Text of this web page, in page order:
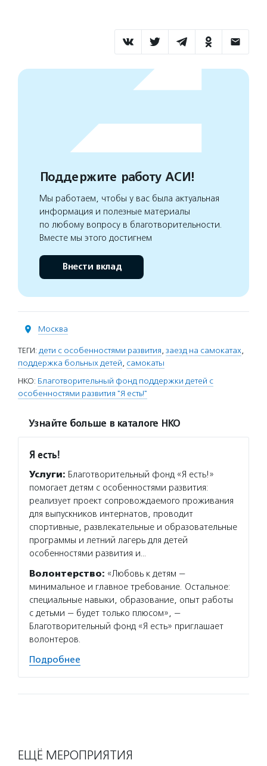
Поддержите работу АСИ!
Мы работаем, чтобы у вас была актуальная
информация и полезные материалы
по любому вопросу в благотворительности.
Вместе мы этого достигнем
Внести вклад
Москва
ТЕГИ: дети с особенностями развития, заезд на самокатах,
поддержка больных детей, самокаты
НКО: Благотворительный фонд поддержки детей с
особенностями развития "Я есть!"
Узнайте больше в каталоге НКО
Я есть!
Услуги: Благотворительный фонд «Я есть!»
помогает детям с особенностями развития:
реализует проект сопровождаемого проживания
для выпускников интернатов, проводит
спортивные, развлекательные и образовательные
программы и летний лагерь для детей
особенностями развития и…
Волонтерство: «Любовь к детям —
минимальное и главное требование. Остальное:
специальные навыки, образование, опыт работы
с детьми — будет только плюсом», —
Благотворительный фонд «Я есть» приглашает
волонтеров.
Подробнее
ЕЩЁ МЕРОПРИЯТИЯ